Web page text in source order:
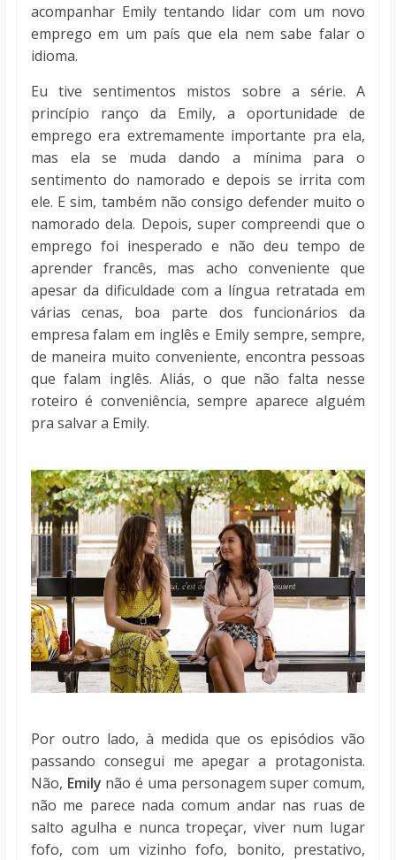
acompanhar Emily tentando lidar com um novo
emprego em um país que ela nem sabe falar o
idioma.
Eu tive sentimentos mistos sobre a série. A
princípio ranço da Emily, a oportunidade de
emprego era extremamente importante pra ela,
mas ela se muda dando a mínima para o
sentimento do namorado e depois se irrita com
ele. E sim, também não consigo defender muito o
namorado dela. Depois, super compreendi que o
emprego foi inesperado e não deu tempo de
aprender francês, mas acho conveniente que
apesar da dificuldade com a língua retratada em
várias cenas, boa parte dos funcionários da
empresa falam em inglês e Emily sempre, sempre,
de maneira muito conveniente, encontra pessoas
que falam inglês. Aliás, o que não falta nesse
roteiro é conveniência, sempre aparece alguém
pra salvar a Emily.
Por outro lado, à medida que os episódios vão
passando consegui me apegar a protagonista.
Não, Emily não é uma personagem super comum,
não me parece nada comum andar nas ruas de
salto agulha e nunca tropeçar, viver num lugar
fofo, com um vizinho fofo, bonito, prestativo,